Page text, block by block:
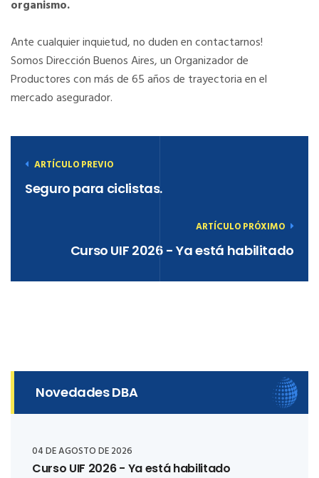
organismo.
Ante cualquier inquietud, no duden en contactarnos!
Somos Dirección Buenos Aires, un Organizador de
Productores con más de 65 años de trayectoria en el
mercado asegurador.
ARTÍCULO PREVIO
Seguro para ciclistas.
ARTÍCULO PRÓXIMO
Curso UIF 2026 - Ya está habilitado
Novedades DBA
04 DE AGOSTO DE 2026
Curso UIF 2026 - Ya está habilitado